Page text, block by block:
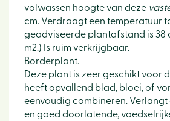
volwassen hoogte van deze
cm. Verdraagt een temperatuur
geadviseerde plantafstand is 38
m2.) Is ruim verkrijgbaar.
Borderplant.
Deze plant is zeer geschikt voor
heeft opvallend blad, bloei, of
eenvoudig combineren. Verlangt
en goed doorlatende,